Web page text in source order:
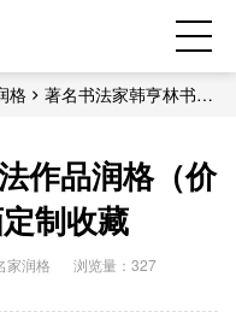
格
著名书法家韩亨林书法
作品润格（价
制收藏
家润格 浏览量：327